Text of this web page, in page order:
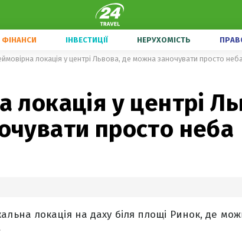
ФІНАНСИ ІНВЕСТИЦІЇ НЕРУХОМІСТЬ
локація у центрі Львова, де можна заночувати просто
локація у центрі
просто неба
локація на даху біля площі Ринок, де